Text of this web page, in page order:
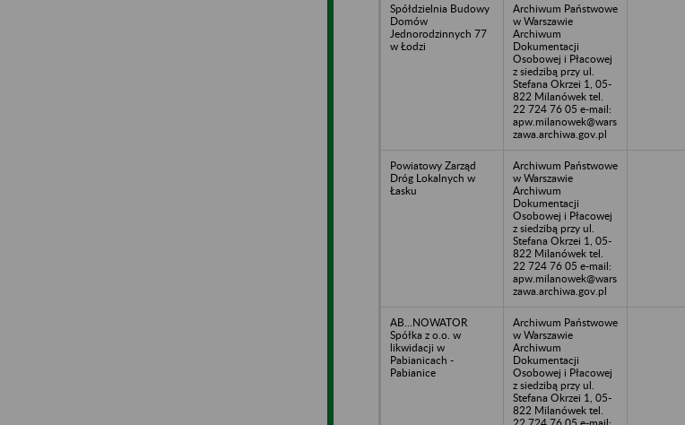
Spółdzielnia Budowy
Domów
Jednorodzinnych 77
w Łodzi
Archiwum Państwowe
w Warszawie
Archiwum
Dokumentacji
Osobowej i Płacowej
z siedzibą przy ul.
Stefana Okrzei 1, 05-
822 Milanówek tel.
22 724 76 05 e-mail:
apw.milanowek@wars
zawa.archiwa.gov.pl
Powiatowy Zarząd
Dróg Lokalnych w
Łasku
Archiwum Państwowe
w Warszawie
Archiwum
Dokumentacji
Osobowej i Płacowej
z siedzibą przy ul.
Stefana Okrzei 1, 05-
822 Milanówek tel.
22 724 76 05 e-mail:
apw.milanowek@wars
zawa.archiwa.gov.pl
AB...NOWATOR
Spółka z o.o. w
likwidacji w
Pabianicach -
Pabianice
Archiwum Państwowe
w Warszawie
Archiwum
Dokumentacji
Osobowej i Płacowej
z siedzibą przy ul.
Stefana Okrzei 1, 05-
822 Milanówek tel.